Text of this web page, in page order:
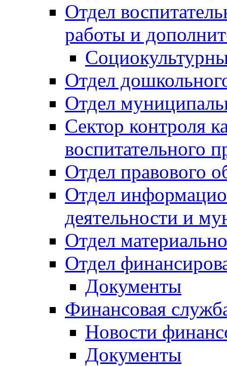
Отдел
работы и
Отдел
Отдел
Сектор контроля
воспитательного
Отдел правового
Отдел
деятельности и
Отдел
Отдел
Документы
Финансовая
Новости
Документы